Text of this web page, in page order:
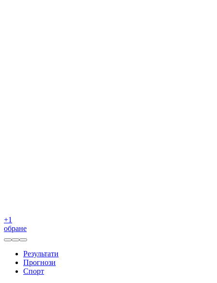
+1
обране
Результати
Прогнози
Спорт